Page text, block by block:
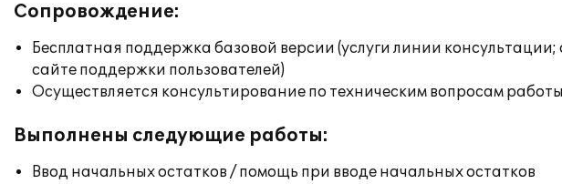
Сопровождение:
Бесплатная поддержка базовой версии (услуги линии
сайте поддержки пользователей)
Осуществляется консультирование по техническим вопросам
Выполнены следующие работы:
Ввод начальных остатков / помощь при вводе начальных остатков